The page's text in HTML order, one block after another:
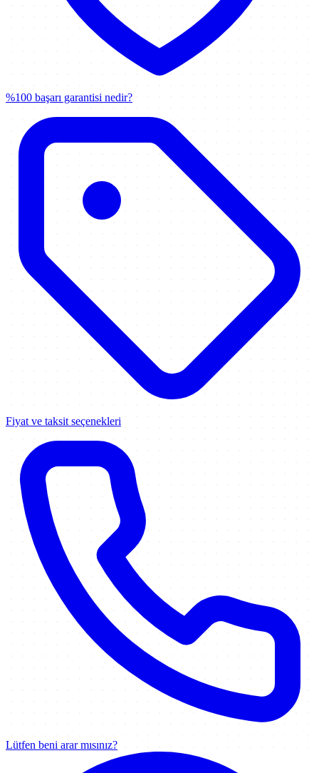
%100 başarı garantisi nedir?
Fiyat ve taksit seçenekleri
Lütfen beni arar mısınız?